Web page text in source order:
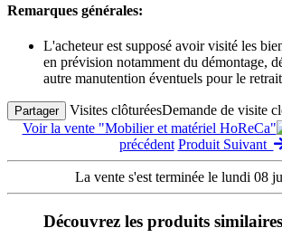
Remarques générales:
L'acheteur est supposé avoir visité les
en prévision notamment du démontage,
autre manutention éventuels pour le
Partager Visites clôturéesDemande de visite
Voir la vente "Mobilier et matériel HoReCa"
précédent Produit Suivant
La vente s'est terminée le lundi 08
Découvrez les produits